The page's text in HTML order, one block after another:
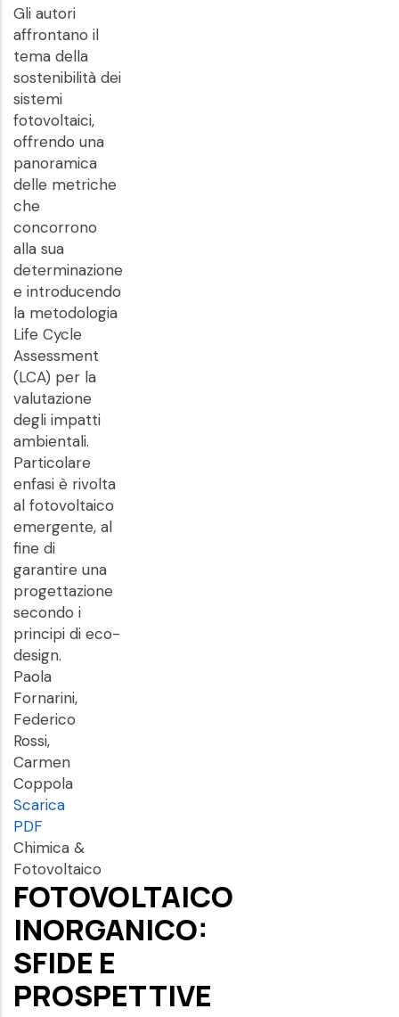
Gli autori
affrontano il
tema della
sostenibilità dei
sistemi
fotovoltaici,
offrendo una
panoramica
delle metriche
che
concorrono
alla sua
determinazione
e introducendo
la metodologia
Life Cycle
Assessment
(LCA) per la
valutazione
degli impatti
ambientali.
Particolare
enfasi è rivolta
al fotovoltaico
emergente, al
fine di
garantire una
progettazione
secondo i
principi di eco-
design.
Paola
Fornarini,
Federico
Rossi,
Carmen
Coppola
Scarica
PDF
Chimica &
Fotovoltaico
FOTOVOLTAICO
INORGANICO:
SFIDE E
PROSPETTIVE